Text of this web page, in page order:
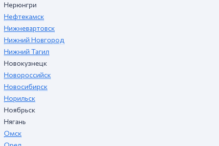
Нерюнгри
Нефтекамск
Нижневартовск
Нижний Новгород
Нижний Тагил
Новокузнецк
Новороссийск
Новосибирск
Норильск
Ноябрьск
Нягань
Омск